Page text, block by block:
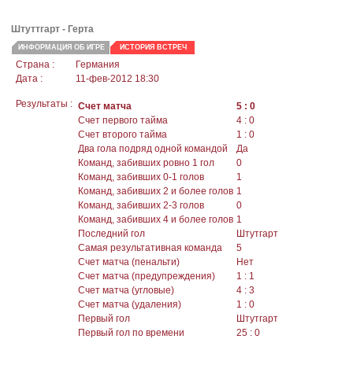
Штуттгарт - Герта
ИНФОРМАЦИЯ ОБ ИГРЕ ИСТОРИЯ ВСТРЕЧ
Страна :
Германия
Дата :
11-фев-2012 18:30
Результаты : Счет матча
5 : 0
Счет первого тайма
4 : 0
Счет второго тайма
1 : 0
Два гола подряд одной командой
Да
Команд, забивших ровно 1 гол
0
Команд, забивших 0-1 голов
1
Команд, забивших 2 и более голов 1
Команд, забивших 2-3 голов
0
Команд, забивших 4 и более голов 1
Последний гол
Штутгарт
Самая результативная команда
5
Счет матча (пенальти)
Нет
Счет матча (предупреждения)
1 : 1
Счет матча (угловые)
4 : 3
Счет матча (удаления)
1 : 0
Первый гол
Штутгарт
Первый гол по времени
25 : 0